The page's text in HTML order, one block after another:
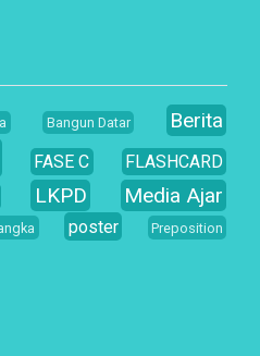
Bangun Datar
Berita
FASE C FLASHCARD
LKPD Media Ajar
poster Preposition